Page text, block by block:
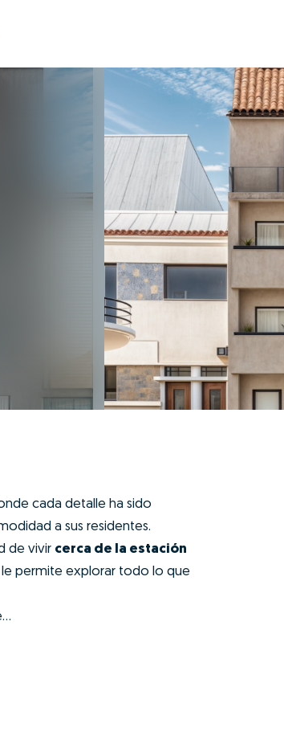
cada detalle ha sido
a sus residentes.
de vivir cerca de la estación
le permite explorar todo lo que